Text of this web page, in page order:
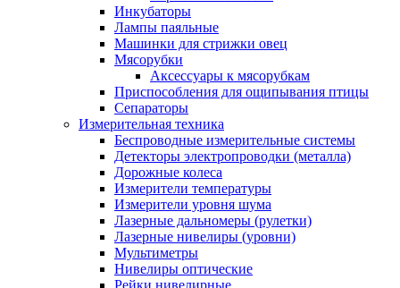
Инкубаторы
Лампы паяльные
Машинки для стрижки овец
Мясорубки
Аксессуары к мясорубкам
Приспособления для ощипывания птицы
Сепараторы
Измерительная техника
Беспроводные измерительные системы
Детекторы электропроводки (металла)
Дорожные колеса
Измерители температуры
Измерители уровня шума
Лазерные дальномеры (рулетки)
Лазерные нивелиры (уровни)
Мультиметры
Нивелиры оптические
Рейки нивелирные